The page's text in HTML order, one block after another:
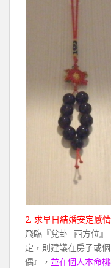
2. 求早日結婚安定感
飛臨『兌卦─西方位』
定，則建議在房子或
偶』， 並在個人本命